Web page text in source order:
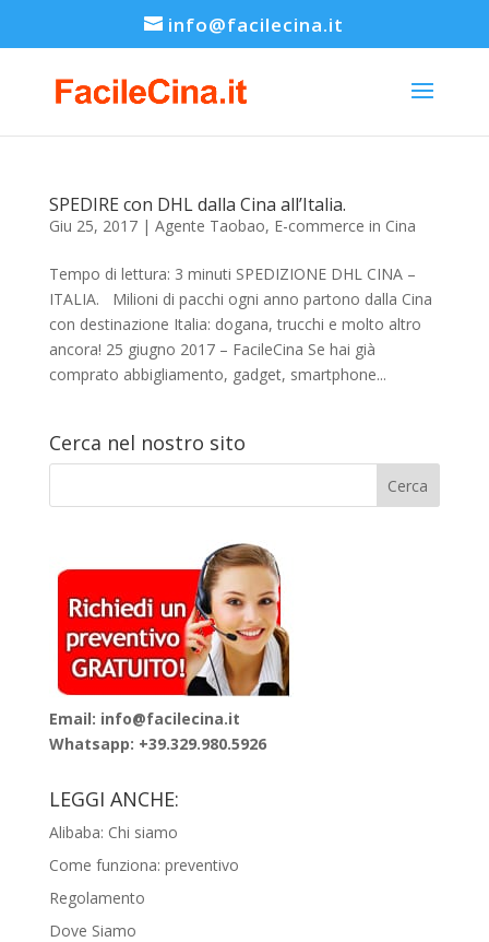
info@facilecina.it
SPEDIRE con DHL dalla Cina all’Italia.
Giu 25, 2017| Agente Taobao, E-commerce in Cina
Tempo di lettura: 3 minuti SPEDIZIONE DHL CINA –
ITALIA. Milioni di pacchi ogni anno partono dalla Cina
con destinazione Italia: dogana, trucchi e molto altro
ancora! 25 giugno 2017 – FacileCina Se hai già
comprato abbigliamento, gadget, smartphone...
Cerca nel nostro sito
Email: info@facilecina.it
Whatsapp: +39.329.980.5926
LEGGI ANCHE:
Alibaba: Chi siamo
Come funziona: preventivo
Regolamento
Dove Siamo